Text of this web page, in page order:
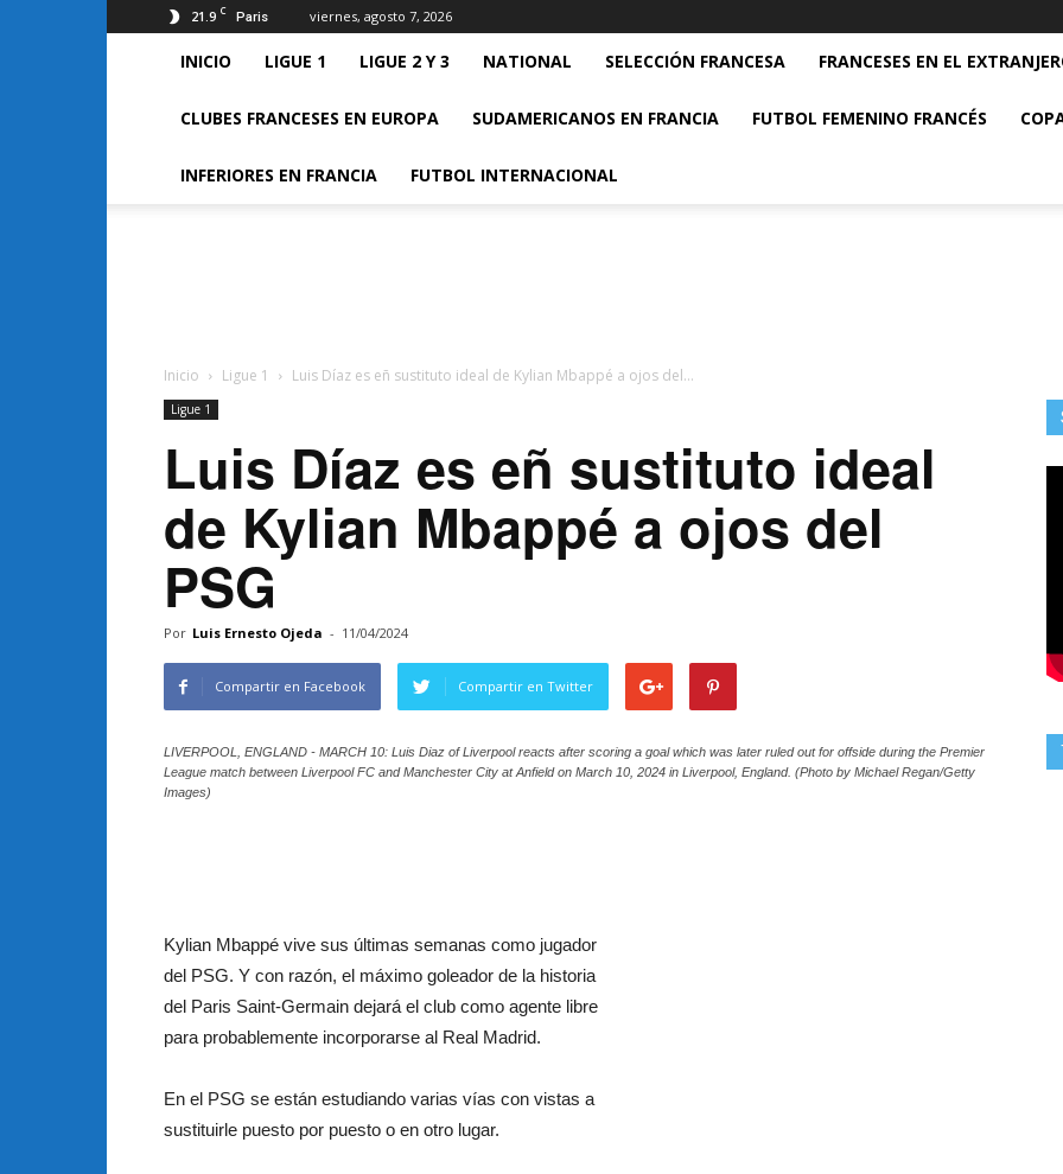
21.9 C Paris viernes, agosto 7, 2026
INICIO LIGUE 1 LIGUE 2 Y 3 NATIONAL SELECCIÓN FRANCESA FRANCESES EN EL
CLUBES FRANCESES EN EUROPA SUDAMERICANOS EN FRANCIA FUTBOL FEMENINO FRANCÉS
INFERIORES EN FRANCIA FUTBOL INTERNACIONAL
Inicio Ligue 1 Luis Díaz es eñ sustituto ideal de Kylian Mbappé a ojos del...
Ligue 1
Luis Díaz es eñ sustituto ideal
de Kylian Mbappé a ojos del
PSG
Por Luis Ernesto Ojeda - 11/04/2024
Compartir en Facebook Compartir en Twitter
LIVERPOOL, ENGLAND - MARCH 10: Luis Diaz of Liverpool reacts after scoring a goal which was later ruled out for offside during the Premier
League match between Liverpool FC and Manchester City at Anfield on March 10, 2024 in Liverpool, England. (Photo by Michael Regan/Getty
Images)
Kylian Mbappé vive sus últimas semanas como jugador
del PSG. Y con razón, el máximo goleador de la historia
del Paris Saint-Germain dejará el club como agente libre
para probablemente incorporarse al Real Madrid.
En el PSG se están estudiando varias vías con vistas a
sustituirle puesto por puesto o en otro lugar.